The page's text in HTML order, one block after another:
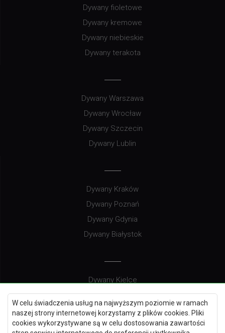
W celu świadczenia usług na najwyższym poziomie w ramach
naszej strony internetowej korzystamy z plików cookies. Pliki
cookies wykorzystywane są w celu dostosowania zawartości
Dywany fioletowe
Dywany kremowe
Dywany niebieskie
Dywany terakota
Dywany Warszawa
Dywany Wrocław
Dywany Szczecin
Dywany Lublin
Dywany Kraków
Dywany Poznań
Dywany Gdynia
Dywany Białystok
Dywany Kielce
Dywany Gdańsk
Dywany Toruń
Dywany Bydgoszcz